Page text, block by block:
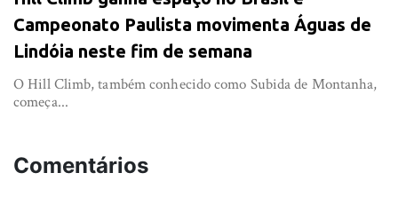
Campeonato Paulista movimenta Águas de
Lindóia neste fim de semana
O Hill Climb, também conhecido como Subida de Montanha,
começa...
Comentários